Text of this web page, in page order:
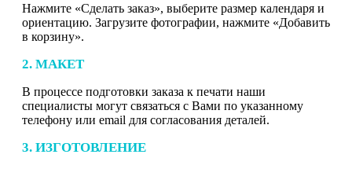
Нажмите «Сделать заказ», выберите размер календаря и
ориентацию. Загрузите фотографии, нажмите «Добавить
в корзину».
2. МАКЕТ
В процессе подготовки заказа к печати наши
специалисты могут связаться с Вами по указанному
телефону или email для согласования деталей.
3. ИЗГОТОВЛЕНИЕ